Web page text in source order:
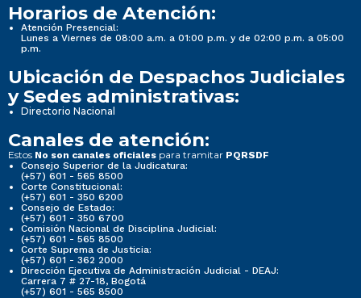
Horarios de Atención:
Atención Presencial:
Lunes a Viernes de 08:00 a.m. a 01:00 p.m. y de 02:00 p.m. a 05:00
p.m.
Ubicación de Despachos Judiciales
y Sedes administrativas:
Directorio Nacional
Canales de atención:
Estos No son canales oficiales para tramitar PQRSDF
Consejo Superior de la Judicatura:
(+57) 601 - 565 8500
Corte Constitucional:
(+57) 601 - 350 6200
Consejo de Estado:
(+57) 601 - 350 6700
Comisión Nacional de Disciplina Judicial:
(+57) 601 - 565 8500
Corte Suprema de Justicia:
(+57) 601 - 362 2000
Dirección Ejecutiva de Administración Judicial - DEAJ:
Carrera 7 # 27-18, Bogotá
(+57) 601 - 565 8500